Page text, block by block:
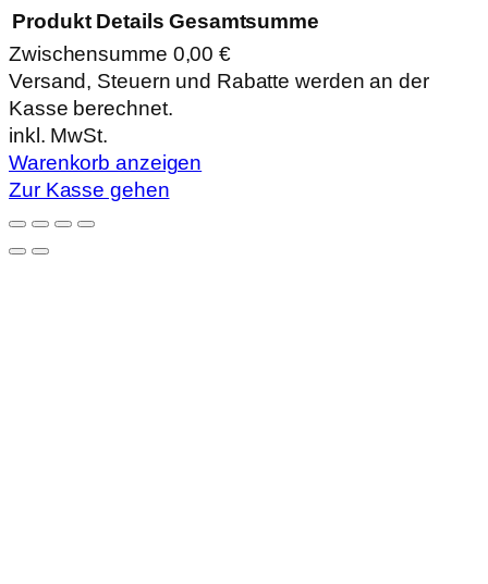
Produkte
im
Warenkorb
Produkt Details Gesamtsumme
Zwischensumme 0,00 €
Versand, Steuern und Rabatte werden an der
Kasse berechnet.
inkl. MwSt.
Warenkorb anzeigen
Zur Kasse gehen